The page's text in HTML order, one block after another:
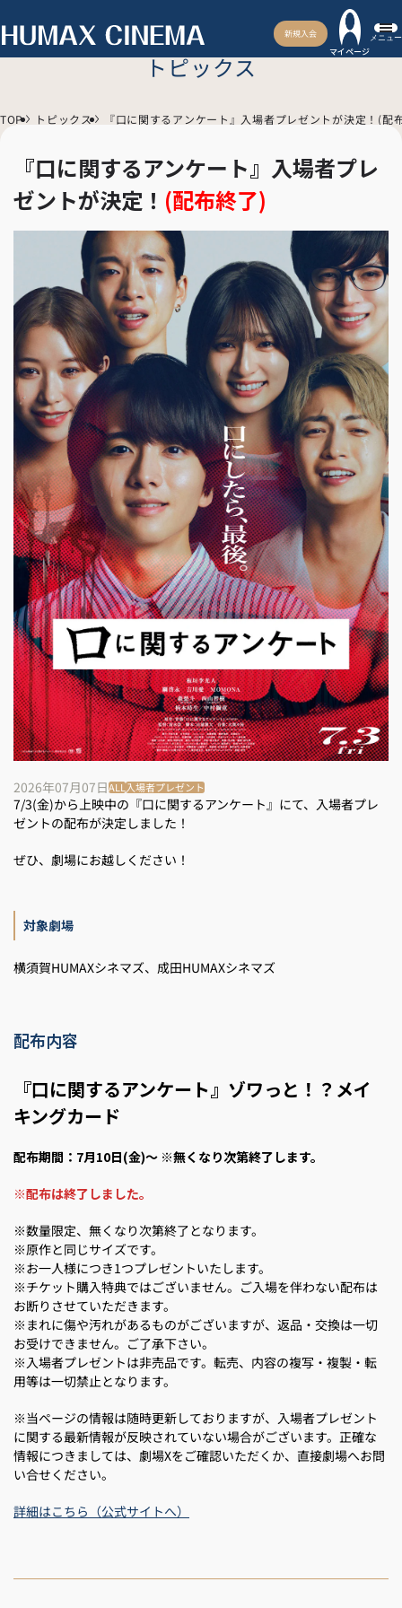
新規入会
マイページ
メニュー
トピックス
TOP トピックス 『口に関するアンケート』入場者プレゼントが決定！(配
『口に関するアンケート』入場者プレ
ゼントが決定！ (配布終了)
2026年07月07日ALL入場者プレゼント
7/3(金)から上映中の『口に関するアンケート』にて、入場者プレ
ゼントの配布が決定しました！
ぜひ、劇場にお越しください！
対象劇場
横須賀HUMAXシネマズ、成田HUMAXシネマズ
配布内容
『口に関するアンケート』ゾワっと！？メイ
キングカード
配布期間： 7月10日(金)～ ※無くなり次第終了します。
※配布は終了しました。
※数量限定、無くなり次第終了となります。
※原作と同じサイズです。
※お一人様につき1つプレゼントいたします。
※チケット購入特典ではございません。ご入場を伴わない配布は
お断りさせていただきます。
※まれに傷や汚れがあるものがございますが、返品・交換は一切
お受けできません。ご了承下さい。
※入場者プレゼントは非売品です。転売、内容の複写・複製・転
用等は一切禁止となります。
※当ページの情報は随時更新しておりますが、入場者プレゼント
に関する最新情報が反映されていない場合がございます。正確な
情報につきましては、劇場Xをご確認いただくか、直接劇場へお問
い合せください。
詳細はこちら（公式サイトへ）